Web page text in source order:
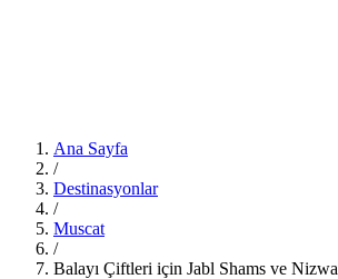
Ana Sayfa
/
Destinasyonlar
/
Muscat
/
Balayı Çiftleri için Jabl Shams ve Nizwa